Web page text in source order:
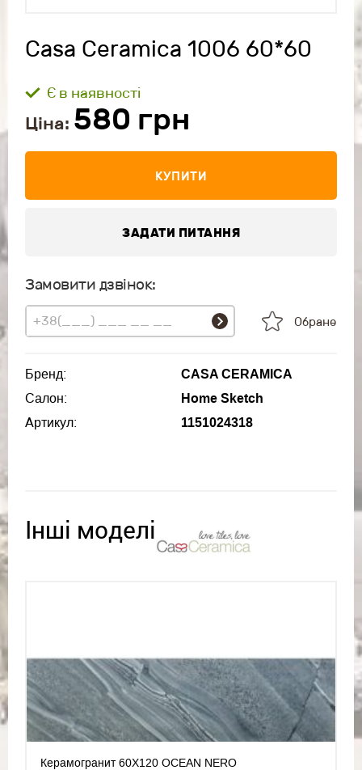
Casa Ceramica 1006 60*60
Є в наявності
Ціна: 580 грн
КУПИТИ
ЗАДАТИ ПИТАННЯ
Замовити дзвінок:
Обране
Бренд:
CASA CERAMICA
Салон:
Home Sketch
Артикул:
1151024318
Інші моделі
Керамогранит 60X120 OCEAN NERO